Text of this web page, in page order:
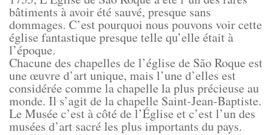
bâtiments à avoir été sauvé, presque sans
dommages. C’est pourquoi nous pouvons voir cette
église fantastique presque telle qu’elle était à
l’époque.
Chacune des chapelles de l’église de São Roque est
une œuvre d’art unique, mais l’une d’elles est
considérée comme la chapelle la plus précieuse au
monde. Il s’agit de la chapelle Saint-Jean-Baptiste.
Le Musée c’est à côté de l’Église et c’est l’un des
musées d’art sacré les plus importants du pays.